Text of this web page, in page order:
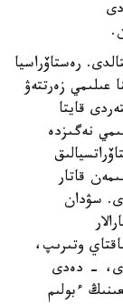
رەستاۆراسيا
عىلىمي زەرتتەۋ
قايتا
نەگىزدە
قاتار
سۋدان
وتىرىپ،
- دەدى
ءبولىم